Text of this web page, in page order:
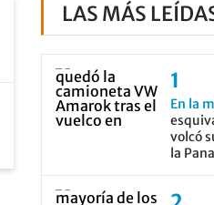
LAS MÁS
En la
volcó
la